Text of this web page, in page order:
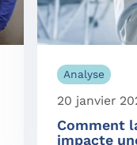
Analyse
20 janvier
Comment
impacte